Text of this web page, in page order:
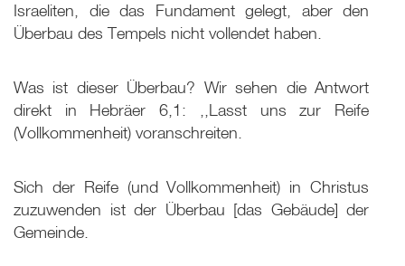
Israeliten, die das Fundament gelegt, aber den
Überbau des Tempels nicht vollendet haben.
Was ist dieser Überbau? Wir sehen die Antwort
direkt in Hebräer 6,1: ,,Lasst uns zur Reife
(Vollkommenheit) voranschreiten.
Sich der Reife (und Vollkommenheit) in Christus
zuzuwenden ist der Überbau [das Gebäude] der
Gemeinde.